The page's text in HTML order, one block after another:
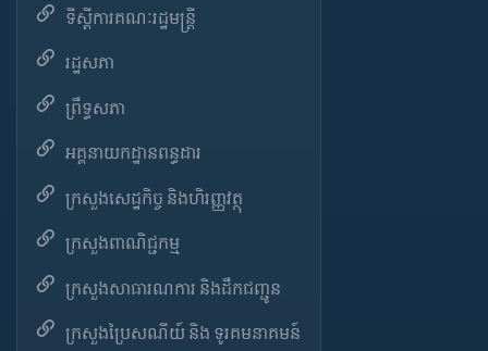
ទីស្តីការគណៈរដ្ឋមន្ត្រី
រដ្ឋសភា
ព្រឹទ្ធសភា
អគ្គនាយកដ្ឋានពន្ធដារ
ក្រសួងសេដ្ឋកិច្ច និងហិរញ្ញវត្ថុ
ក្រសួងពាណិជ្ជកម្ម
ក្រសួងសាធារណការ និងដឹកជញ្ជូន
ក្រសួងប្រៃសណីយ៍ និង ទូរគមនាគមន៍